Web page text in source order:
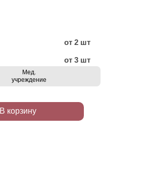
от 2 шт
от 3 шт
Мед.
учреждение
В корзину